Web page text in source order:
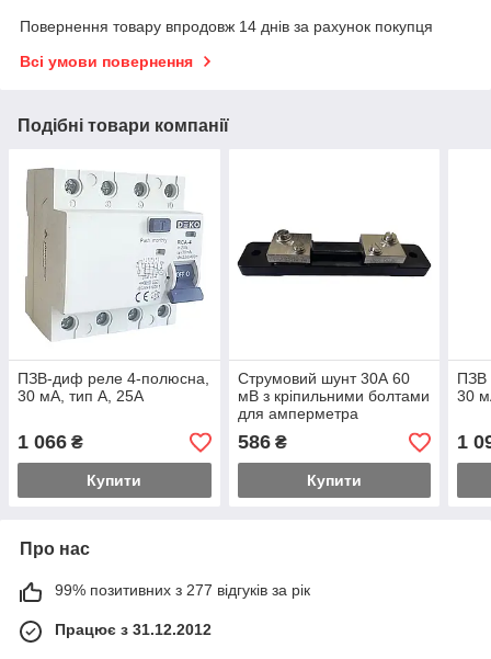
Повернення товару впродовж 14 днів за рахунок покупця
Всі умови повернення
Подібні товари компанії
ПЗВ-диф реле 4-полюсна,
30 мА, тип А, 25А
1 066 ₴
Купити
Струмовий шунт 30А 60
мВ з кріпильними болтами
для амперметра
постійного струму
586₴
Купити
ПЗВ
30
1
Про нас
99% позитивних з 277 відгуків за рік
Працює з 31.12.2012